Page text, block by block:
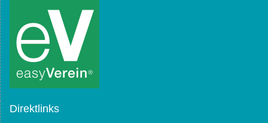
Direktlinks